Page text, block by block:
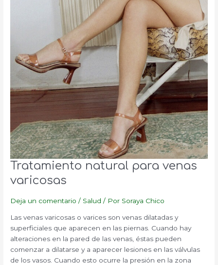
Tratamiento natural para venas
varicosas
Deja un comentario / Salud / Por Soraya Chico
Las venas varicosas o varices son venas dilatadas y
superficiales que aparecen en las piernas. Cuando hay
alteraciones en la pared de las venas, éstas pueden
comenzar a dilatarse y a aparecer lesiones en las válvulas
de los vasos. Cuando esto ocurre la presión en la zona